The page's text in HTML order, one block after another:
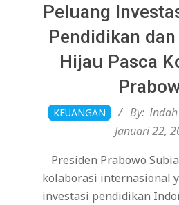
Peluang
Pendidikan
Hijau Pasca
2026-
01-
KEUANGAN By:
Januari 22,
Presiden Prabowo
kolaborasi internasional
investasi pendidikan